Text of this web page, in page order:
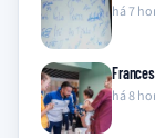
há 7
há 8